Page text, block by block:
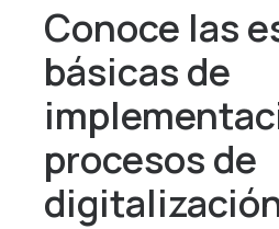
Conoce las
básicas de
procesos de